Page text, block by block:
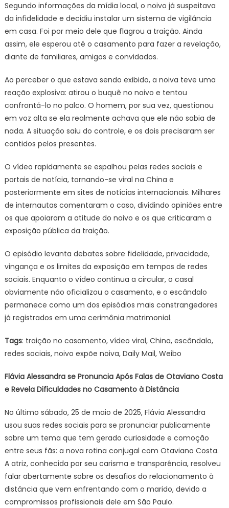
Segundo informações da mídia local, o noivo já suspeitava
da infidelidade e decidiu instalar um sistema de vigilância
em casa. Foi por meio dele que flagrou a traição. Ainda
assim, ele esperou até o casamento para fazer a revelação,
diante de familiares, amigos e convidados.
Ao perceber o que estava sendo exibido, a noiva teve uma
reação explosiva: atirou o buquê no noivo e tentou
confrontá-lo no palco. O homem, por sua vez, questionou
em voz alta se ela realmente achava que ele não sabia de
nada. A situação saiu do controle, e os dois precisaram ser
contidos pelos presentes.
O vídeo rapidamente se espalhou pelas redes sociais e
portais de notícia, tornando-se viral na China e
posteriormente em sites de notícias internacionais. Milhares
de internautas comentaram o caso, dividindo opiniões entre
os que apoiaram a atitude do noivo e os que criticaram a
exposição pública da traição.
O episódio levanta debates sobre fidelidade, privacidade,
vingança e os limites da exposição em tempos de redes
sociais. Enquanto o vídeo continua a circular, o casal
obviamente não oficializou o casamento, e o escândalo
permanece como um dos episódios mais constrangedores
já registrados em uma cerimônia matrimonial.
Tags: traição no casamento, vídeo viral, China, escândalo,
redes sociais, noivo expõe noiva, Daily Mail, Weibo
Flávia Alessandra se Pronuncia Após Falas de Otaviano Costa
e Revela Dificuldades no Casamento à Distância
No último sábado, 25 de maio de 2025, Flávia Alessandra
usou suas redes sociais para se pronunciar publicamente
sobre um tema que tem gerado curiosidade e comoção
entre seus fãs: a nova rotina conjugal com Otaviano Costa.
A atriz, conhecida por seu carisma e transparência, resolveu
falar abertamente sobre os desafios do relacionamento à
distância que vem enfrentando com o marido, devido a
compromissos profissionais dele em São Paulo.